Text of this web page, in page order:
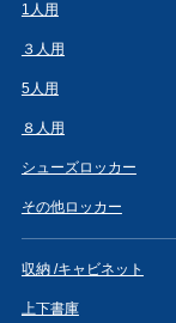
1人用
３人用
5人用
８人用
シューズロッカー
その他ロッカー
収納 /キャビネット
上下書庫